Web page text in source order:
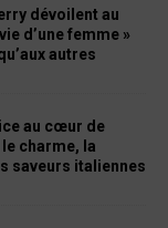
dévoilent au
d’une femme »
autres
au cœur de
charme, la
saveurs italiennes